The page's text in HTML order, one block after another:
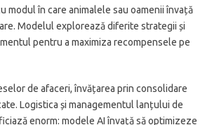
modul în care animalele sau oamenii învață
Modelul explorează diferite strategii și
pentru a maximiza recompensele pe
de afaceri, învățarea prin consolidare
Logistica și managementul lanțului de
enorm: modele AI învață să optimizeze